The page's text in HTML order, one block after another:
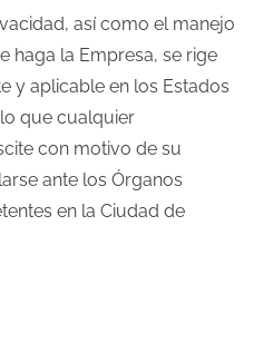
así como el manejo
haga la Empresa, se rige
y aplicable en los Estados
que cualquier
con motivo de su
ante los Órganos
en la Ciudad de